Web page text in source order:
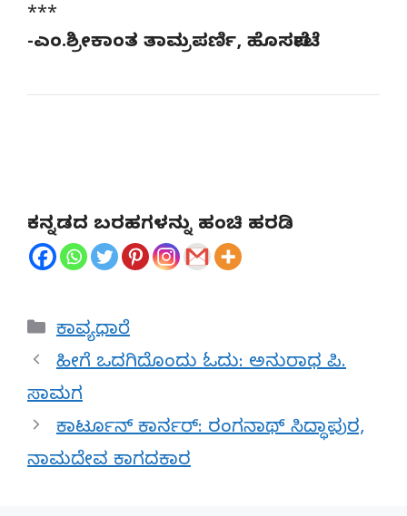
***
-ಎಂ.ಶ್ರೀಕಾಂತ ತಾಮ್ರಪರ್ಣಿ, ಹೊಸಪೇಟೆ
ಕನ್ನಡದ ಬರಹಗಳನ್ನು ಹಂಚಿ ಹರಡಿ
Categories
ಕಾವ್ಯಧಾರೆ
ಹೀಗೆ ಒದಗಿದೊಂದು ಓದು: ಅನುರಾಧ ಪಿ.
ಸಾಮಗ
ಕಾರ್ಟೂನ್ ಕಾರ್ನರ್: ರಂಗನಾಥ್ ಸಿದ್ಧಾಪುರ,
ನಾಮದೇವ ಕಾಗದಕಾರ